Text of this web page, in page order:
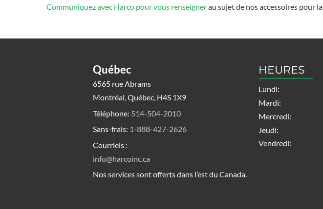
Communiquez avec Harco pour vous renseignerau sujet de nos accessoires pour
Québec
6565 rue Abrams
Montréal, Québec, H4S 1X9
Téléphone: 514-504-2010
Sans-frais: 1-888-427-2626
Courriels :
info@harcoinc.ca
Nos services sont offerts dans l’est du Canada.
HEURES
Lundi:
Mardi:
Mercredi:
Jeudi:
Vendredi: